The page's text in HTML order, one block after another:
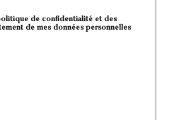
de confidentialité et des
de mes données personnelles